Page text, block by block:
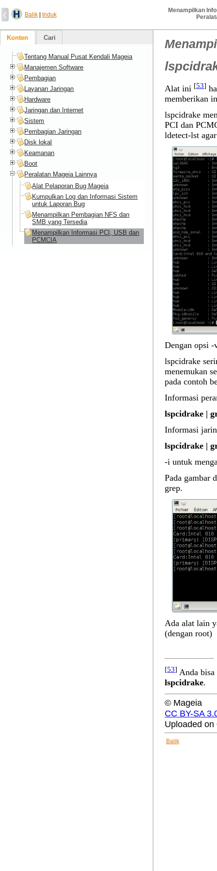
Balik Induk
Menampilkan
Alat ini [53]
memberikan
lspcidrake
PCI dan
ldetect-lst
Dengan opsi -
lspcidrake
menemukan
pada contoh
Informasi
lspcidrake |
Informasi
lspcidrake |
-i untuk
Pada gambar
grep.
Ada alat lain
(dengan root)
[53] Anda
lspcidrake.
© Mageia
CC BY-SA
Uploaded
Balik
Konten Cari
Tentang Manual Pusat Kendali Mageia
Manajemen Software
Pembagian
Layanan Jaringan
Hardware
Jaringan dan Internet
Sistem
Pembagian Jaringan
Disk lokal
Keamanan
Boot
Peralatan Mageia Lainnya
Alat Pelaporan Bug Mageia
Kumpulkan Log dan Informasi Sistem
untuk Laporan Bug
Menampilkan Pembagian NFS dan
SMB yang Tersedia
Menampilkan Informasi PCI, USB dan
PCMCIA